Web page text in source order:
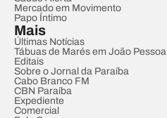
Mercado em Movimento
Papo Íntimo
Mais
Últimas Notícias
Tábuas de Marés em João Pessoa
Editais
Sobre o Jornal da Paraíba
Cabo Branco FM
CBN Paraíba
Expediente
Comercial